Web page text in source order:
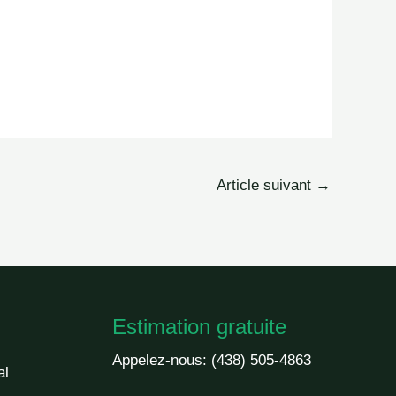
Article suivant →
Estimation gratuite
Appelez-nous: (438) 505-4863